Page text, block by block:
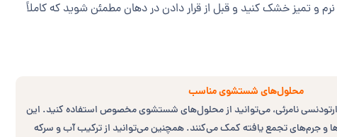
و تمیز خشک کنید و قبل از قرار دادن در دهان مطمئن شوید که کاملاً
محلول‌های شستشوی مناسب
نامرئی، می‌توانید از محلول‌های شستشوی مخصوص استفاده کنید. این
و جرم‌های تجمع یافته کمک می‌کنند. همچنین می‌توانید از ترکیب آب و سرکه